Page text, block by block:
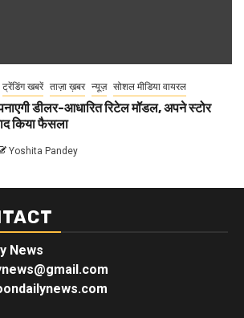
ट्रेंडिंग खबरें ताज़ा ख़बर न्यूज़ सोशल मीडिया वायरल
डीलर-आधारित रिटेल मॉडल, अपने स्टोर
किया फैसला
Yoshita Pandey
News